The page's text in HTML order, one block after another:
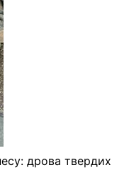
дрова твердих